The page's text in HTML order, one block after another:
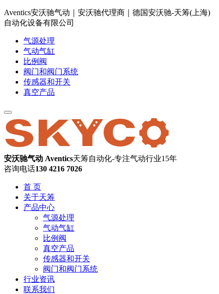
Aventics安沃驰气动｜安沃驰代理商｜德国安沃驰-天筹(上海)
自动化设备有限公司
气源处理
气动气缸
比例阀
阀门和阀门系统
传感器和开关
真空产品
安沃驰气动 Aventics天筹自动化-专注气动行业15年
咨询电话130 4216 7026
首 页
关于天筹
产品中心
气源处理
气动气缸
比例阀
真空产品
传感器和开关
阀门和阀门系统
行业资讯
联系我们